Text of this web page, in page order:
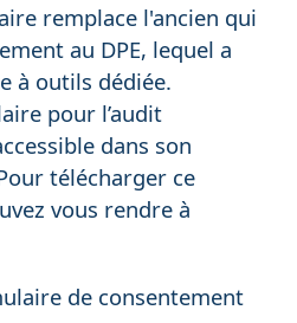
remplace l'ancien qui
au DPE, lequel a
à outils dédiée.
pour l’audit
dans son
télécharger ce
vous rendre à
de consentement